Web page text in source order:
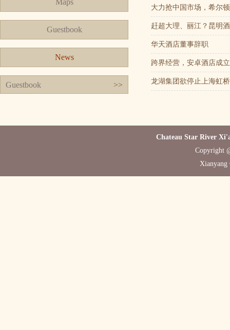
Maps
Guestbook
News
Guestbook >>
大力抢中国市场，希尔
赶超大理、丽江？昆明
华天酒店董事辞职
跨界经营，安卓酒店成
龙湖集团欲停止上海虹
Chateau Star River
Copyright
Xianyang